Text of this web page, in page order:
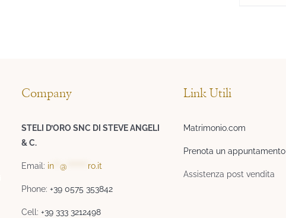
Company
STELI D’ORO SNC DI STEVE ANGELI
& C.
Email: in **@ ro.it
Phone:+39 0575 353842
Cell:+39 333 3212498
Link Utili
Matrimonio.com
Prenota un appuntamento
Assistenza post vendita